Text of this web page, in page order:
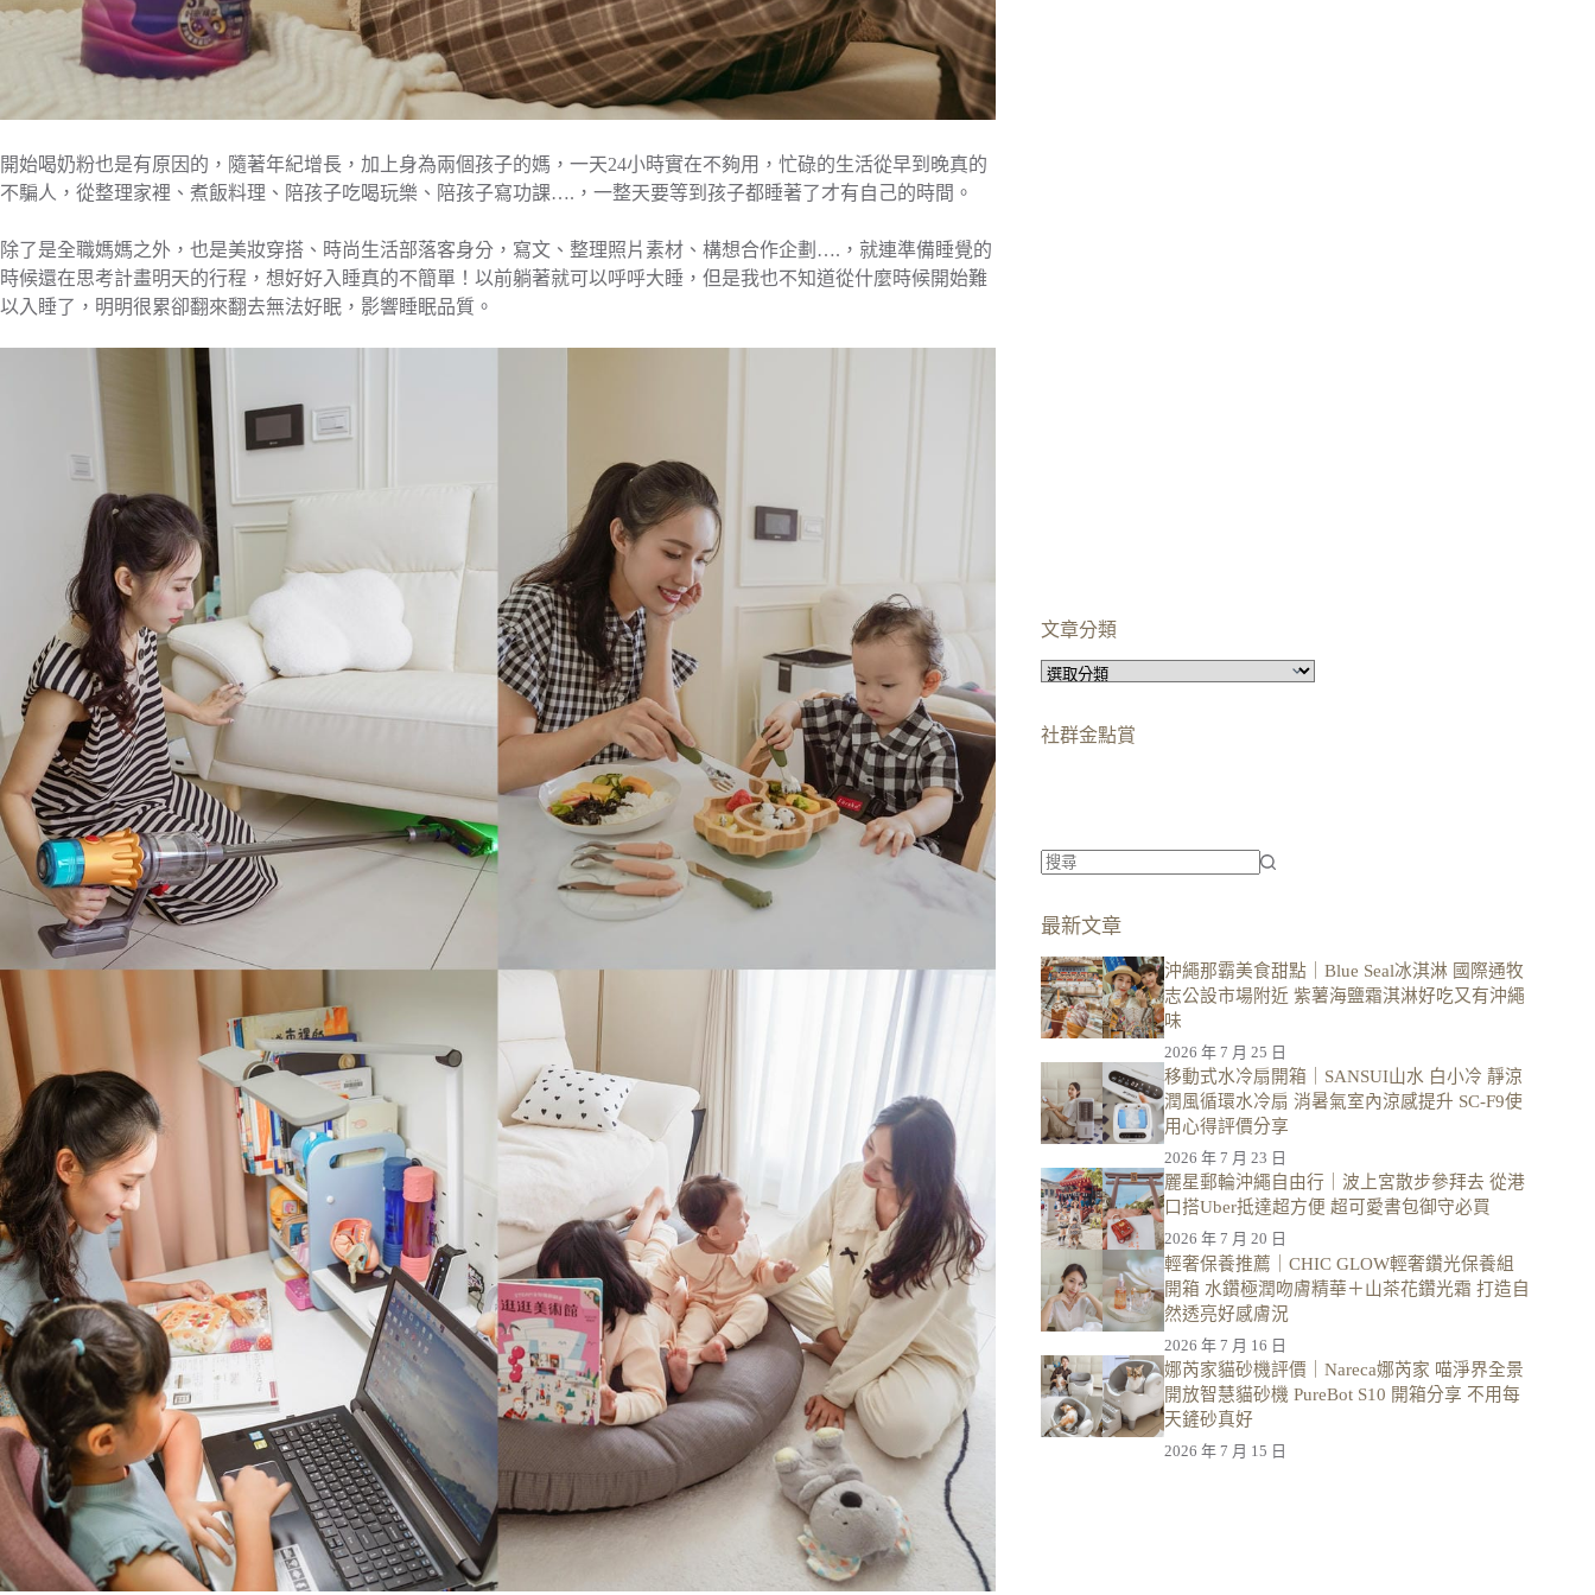
開始喝奶粉也是有原因的，隨著年紀增長，加上身為兩個孩子的媽，一天24小時實在不夠用，忙碌的生活從早到晚真的
不騙人，從整理家裡、煮飯料理、陪孩子吃喝玩樂、陪孩子寫功課….，一整天要等到孩子都睡著了才有自己的時間。
除了是全職媽媽之外，也是美妝穿搭、時尚生活部落客身分，寫文、整理照片素材、構想合作企劃….，就連準備睡覺的
時候還在思考計畫明天的行程，想好好入睡真的不簡單！以前躺著就可以呼呼大睡，但是我也不知道從什麼時候開始難
以入睡了，明明很累卻翻來翻去無法好眠，影響睡眠品質。
文章分類
文
分
類
社群金點賞
不
符
合
條
件
的
結
果
最新文章
沖繩那霸美食甜點｜Blue Seal冰淇淋 國際通牧
志公設市場附近 紫薯海鹽霜淇淋好吃又有沖繩
味
2026 年 7 月 25 日
移動式水冷扇開箱｜SANSUI山水 白小冷 靜涼
潤風循環水冷扇 消暑氣室內涼感提升 SC-F9使
用心得評價分享
2026 年 7 月 23 日
麗星郵輪沖繩自由行｜波上宮散步參拜去 從港
口搭Uber抵達超方便 超可愛書包御守必買
2026 年 7 月 20 日
輕奢保養推薦｜CHIC GLOW輕奢鑽光保養組
開箱 水鑽極潤吻膚精華＋山茶花鑽光霜 打造自
然透亮好感膚況
2026 年 7 月 16 日
娜芮家貓砂機評價｜Nareca娜芮家 喵淨界全景
開放智慧貓砂機 PureBot S10 開箱分享 不用每
天鏟砂真好
2026 年 7 月 15 日